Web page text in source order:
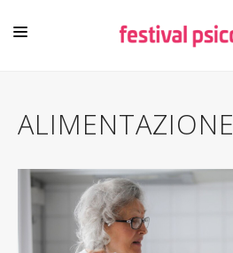
CHI SIAMO
CONTENUTI
VIDEO
ALIMENTAZIONE